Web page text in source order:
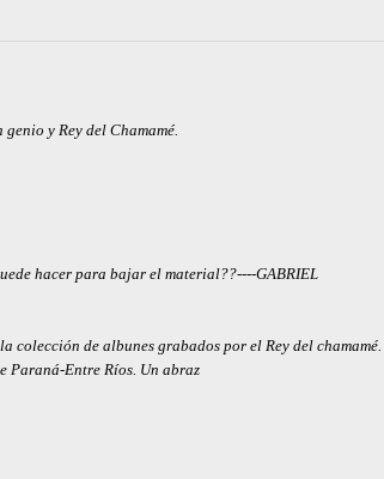
y Rey del Chamamé.
hacer para bajar el material??----GABRIEL
colección de albunes grabados por el Rey del chamamé.
Paraná-Entre Ríos. Un abraz